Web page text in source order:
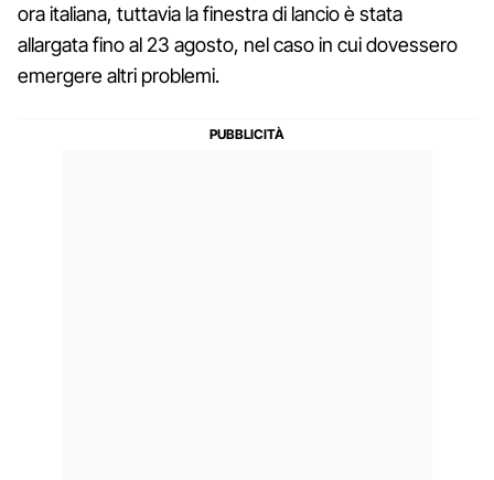
ora italiana, tuttavia la finestra di lancio è stata
allargata fino al 23 agosto, nel caso in cui dovessero
emergere altri problemi.